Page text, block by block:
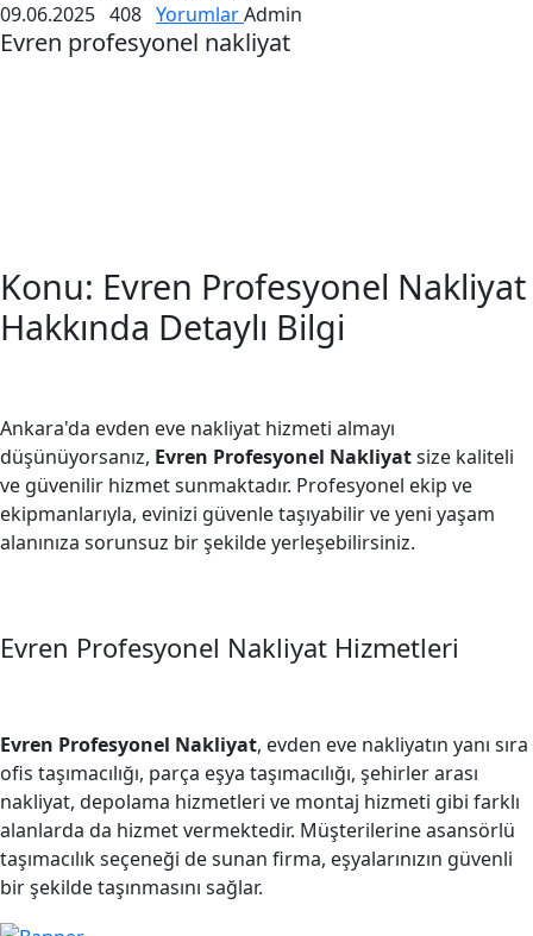
09.06.2025 408 YorumlarAdmin
Evren profesyonel nakliyat
Konu: Evren Profesyonel Nakliyat
Hakkında Detaylı Bilgi
Ankara'da evden eve nakliyat hizmeti almayı
düşünüyorsanız, Evren Profesyonel Nakliyatsize kaliteli
ve güvenilir hizmet sunmaktadır. Profesyonel ekip ve
ekipmanlarıyla, evinizi güvenle taşıyabilir ve yeni yaşam
alanınıza sorunsuz bir şekilde yerleşebilirsiniz.
Evren Profesyonel Nakliyat Hizmetleri
Evren Profesyonel Nakliyat, evden eve nakliyatın yanı sıra
ofis taşımacılığı, parça eşya taşımacılığı, şehirler arası
nakliyat, depolama hizmetleri ve montaj hizmeti gibi farklı
alanlarda da hizmet vermektedir. Müşterilerine asansörlü
taşımacılık seçeneği de sunan firma, eşyalarınızın güvenli
bir şekilde taşınmasını sağlar.